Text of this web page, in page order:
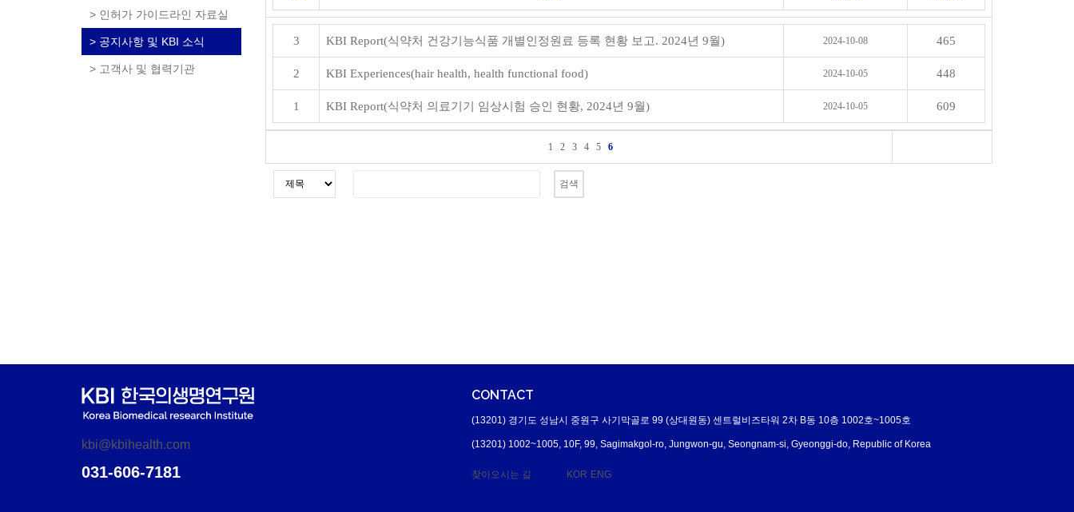
> 인허가 가이드라인 자료실
> 공지사항 및 KBI 소식
> 고객사 및 협력기관
3 KBI Report(식약처 건강기능식품 개별인정원료 등록 현황 보고. 2024년 9월) 2024-10-08 465
2 KBI Experiences(hair health, health functional food) 2024-10-05 448
1 KBI Report(식약처 의료기기 임상시험 승인 현황, 2024년 9월) 2024-10-05 609
1 2 3 4 5 6
kbi@kbihealth.com
031-606-7181
CONTACT
(13201) 경기도 성남시 중원구 사기막골로 99 (상대원동) 센트럴비즈타워 2차 B동 10층 1002호~1005호
(13201) 1002~1005, 10F, 99, Sagimakgol-ro, Jungwon-gu, Seongnam-si, Gyeonggi-do, Republic of Korea
찾아오시는 길 KOR ENG